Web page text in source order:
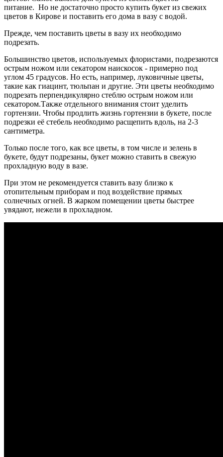
питание. Но не достаточно просто купить букет из свежих
цветов в Кирове и поставить его дома в вазу с водой.
Прежде, чем поставить цветы в вазу их необходимо
подрезать.
Большинство цветов, используемых флористами, подрезаются
острым ножом или секатором наискосок - примерно под
углом 45 градусов. Но есть, например, луковичные цветы,
такие как гиацинт, тюльпан и другие. Эти цветы необходимо
подрезать перпендикулярно стеблю острым ножом или
секатором.Также отдельного внимания стоит уделить
гортензии. Чтобы продлить жизнь гортензии в букете, после
подрезки её стебель необходимо расщепить вдоль, на 2-3
сантиметра.
Только после того, как все цветы, в том числе и зелень в
букете, будут подрезаны, букет можно ставить в свежую
прохладную воду в вазе.
При этом не рекомендуется ставить вазу близко к
отопительным приборам и под воздействие прямых
солнечных огней. В жарком помещении цветы быстрее
увядают, нежели в прохладном.